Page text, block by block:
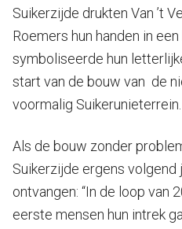
Suikerzijde drukten Van ’t
Roemers hun handen in
symboliseerde hun
start van de bouw van de
voormalig Suikerunieterrein.
Als de bouw zonder
Suikerzijde ergens
ontvangen: “In de loop van
eerste mensen hun intrek